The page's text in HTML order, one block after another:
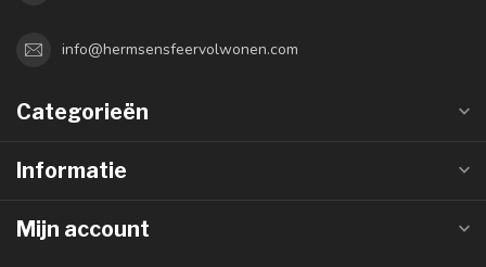
info@hermsensfeervolwonen.com
Categorieën
Informatie
Mijn account